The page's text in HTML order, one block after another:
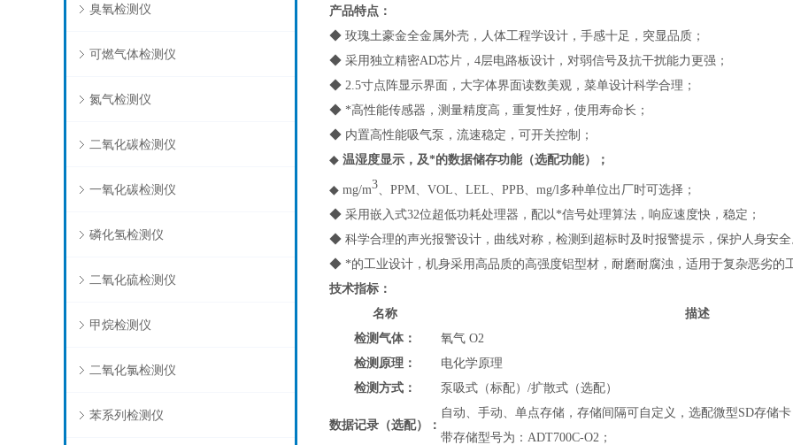
臭氧检测仪
可燃气体检测仪
氮气检测仪
二氧化碳检测仪
一氧化碳检测仪
磷化氢检测仪
二氧化硫检测仪
甲烷检测仪
二氧化氯检测仪
苯系列检测仪
产品特点 ：
◆ 玫瑰土豪金全金属外壳，人体工程学设计，手感十足，突显品质；
◆ 采用独立精密AD芯片，4层电路板设计，对弱信号及抗干扰能力更强；
◆ 2.5寸点阵显示界面，大字体界面读数美观，菜单设计科学合理；
◆ *高性能传感器，测量精度高，重复性好，使用寿命长；
◆ 内置高性能吸气泵，流速稳定，可开关控制；
◆ 温湿度显示，及*的数据储存功能（选配功能）；
◆ mg/m3 、PPM、VOL、LEL、PPB、mg/l多种单位出厂时可选择；
◆ 采用嵌入式32位超低功耗处理器，配以*信号处理算法，响应速度快，稳定；
◆ 科学合理的声光报警设计，曲线对称，检测到超标时及时报警提示，保护人身安全
◆ *的工业设计，机身采用高品质的高强度铝型材，耐磨耐腐浊，适用于复杂恶劣的
技术指标 ：
名称
描述
检测气体：
氧气 O2
检测原理：
电化学原理
检测方式：
泵吸式（标配）/扩散式（选配）
数据记录（选配）：
自动、手动、单点存储，存储间隔可自定义，选配微型SD存储卡
带存储型号为：ADT700C-O2；